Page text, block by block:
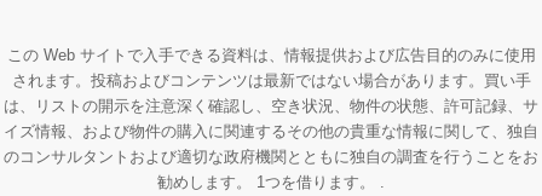
この Web サイトで入手できる資料は、情報提供および広告目的のみに使用
されます。投稿およびコンテンツは最新ではない場合があります。買い手
は、リストの開示を注意深く確認し、空き状況、物件の状態、許可記録、サ
イズ情報、および物件の購入に関連するその他の貴重な情報に関して、独自
のコンサルタントおよび適切な政府機関とともに独自の調査を行うことをお
勧めします。 1つを借ります。 .